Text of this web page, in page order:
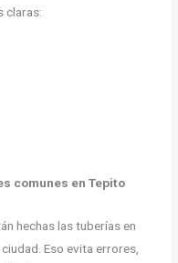
claras:
comunes en Tepito
hechas las tuberías en
Eso evita errores,